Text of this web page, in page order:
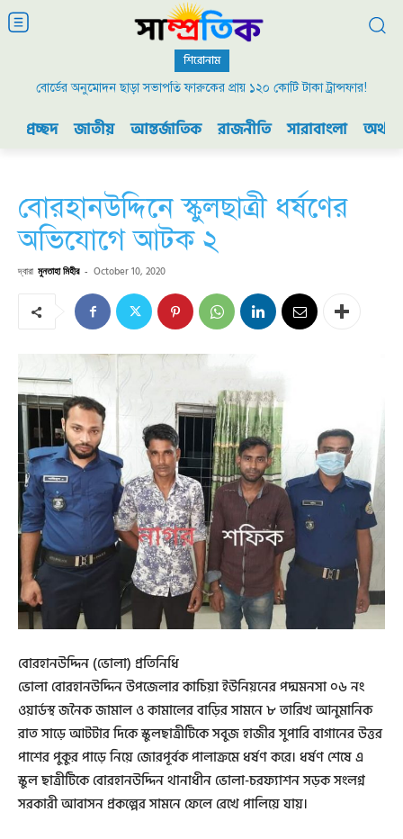
শিরোনাম
বোর্ডের অনুমোদন ছাড়া সভাপতি ফারুকের প্রায় ১২০ কোটি টাকা ট্রান্সফার!
প্রচ্ছদ জাতীয় আন্তর্জাতিক রাজনীতি সারাবাংলা
বোরহানউদ্দিনে স্কুলছাত্রী ধর্ষণের
অভিযোগে আটক ২
দ্বারা মুনতাহা মিহীর - October 10, 2020
বোরহানউদ্দিন (ভোলা) প্রতিনিধি
ভোলা বোরহানউদ্দিন উপজেলার কাচিয়া ইউনিয়নের পদ্মমনসা ০৬ নং
ওয়ার্ডস্থ জনৈক জামাল ও কামালের বাড়ির সামনে ৮ তারিখ আনুমানিক
রাত সাড়ে আটটার দিকে স্কুলছাত্রীটিকে সবুজ হাজীর সুপারি বাগানের উত্তর
পাশের পুকুর পাড়ে নিয়ে জোরপূর্বক পালাক্রমে ধর্ষণ করে। ধর্ষণ শেষে এ
স্কুল ছাত্রীটিকে বোরহানউদ্দিন থানাধীন ভোলা-চরফ্যাশন সড়ক সংলগ্ন
সরকারী আবাসন প্রকল্পের সামনে ফেলে রেখে পালিয়ে যায়।